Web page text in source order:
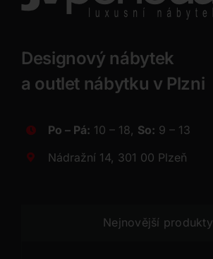
Designový nábytek
a outlet nábytku v Plzni
Po – Pá: 10 – 18, So: 9 – 13
Nádražní 14, 301 00 Plzeň
Nejnovější produkty